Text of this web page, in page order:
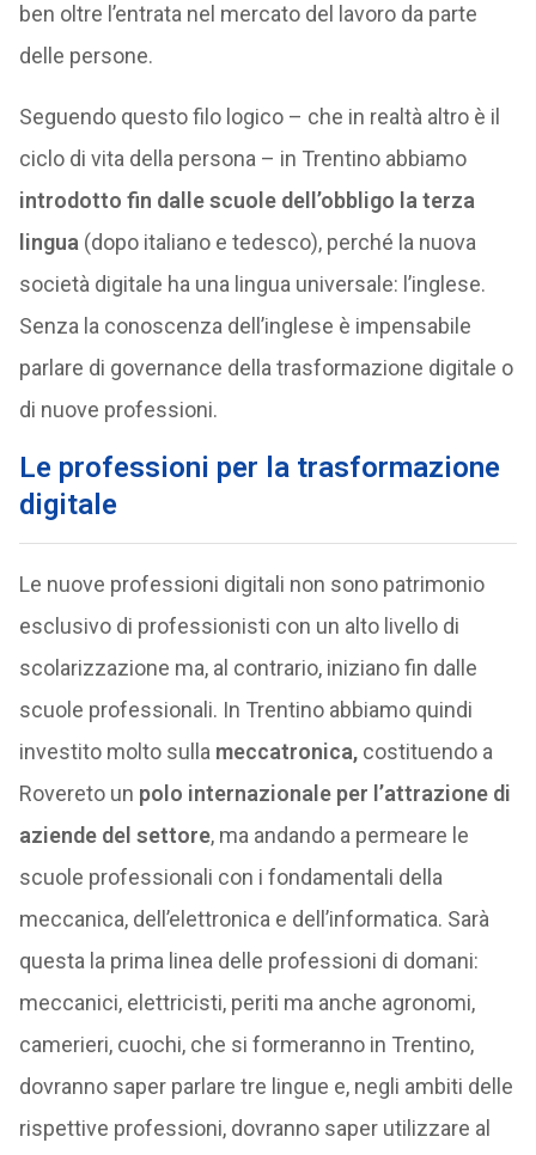
ben oltre l’entrata nel mercato del lavoro da parte
delle persone.
Seguendo questo filo logico – che in realtà altro è il
ciclo di vita della persona – in Trentino abbiamo
introdotto fin dalle scuole dell’obbligo la terza
lingua (dopo italiano e tedesco), perché la nuova
società digitale ha una lingua universale: l’inglese.
Senza la conoscenza dell’inglese è impensabile
parlare di governance della trasformazione digitale o
di nuove professioni.
Le professioni per la trasformazione
digitale
Le nuove professioni digitali non sono patrimonio
esclusivo di professionisti con un alto livello di
scolarizzazione ma, al contrario, iniziano fin dalle
scuole professionali. In Trentino abbiamo quindi
investito molto sulla meccatronica,costituendo a
Rovereto un polo internazionale per l’attrazione di
aziende del settore, ma andando a permeare le
scuole professionali con i fondamentali della
meccanica, dell’elettronica e dell’informatica. Sarà
questa la prima linea delle professioni di domani:
meccanici, elettricisti, periti ma anche agronomi,
camerieri, cuochi, che si formeranno in Trentino,
dovranno saper parlare tre lingue e, negli ambiti delle
rispettive professioni, dovranno saper utilizzare al